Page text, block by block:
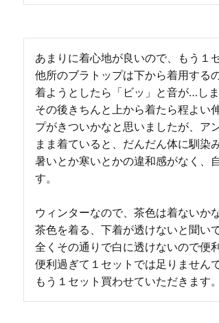
あまりに着心地が良いので、もう１
他所のブラトップは下から着用する
着ようとしたら「ビッ」と音が…し
その後きちんと上から着たら程よい
プがきついかなと思いましたが、ア
まま着ていると、だんだん体に馴染
暑いとか寒いとかの違和感がなく、
す。
ウィンターなので、茶色は着ないか
茶色を着る、下着が透けないと聞い
全くその通りで白に透けないので便利
便利過ぎて１セットでは足りませんで
もう１セット買わせていただきます。